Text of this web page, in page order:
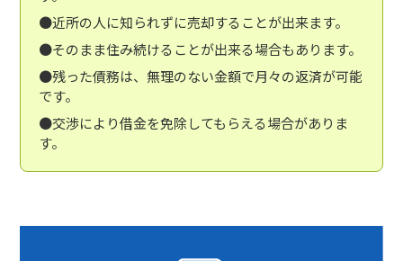
●近所の人に知られずに売却することが出来ます。
●そのまま住み続けることが出来る場合もあります。
●残った債務は、無理のない金額で月々の返済が可能
です。
●交渉により借金を免除してもらえる場合がありま
す。